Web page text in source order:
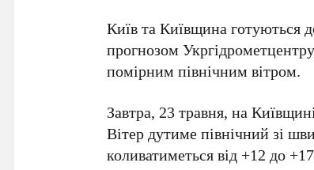
Київ та Київщина готуються
прогнозомУкргідрометцентру
помірним північним вітром.
Завтра,23 травня, на
Вітер дутиме північний зі
коливатиметься від +12 до